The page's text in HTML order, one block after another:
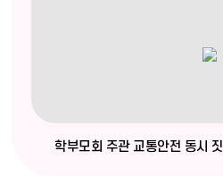
학부모회 주관 교통안전 동시